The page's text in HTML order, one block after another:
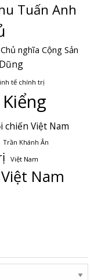
Tuấn Anh
Chủ nghĩa Cộng Sản
tế chính trị
chiến Việt Nam
Trần Khánh Ân
Việt Nam
Nam